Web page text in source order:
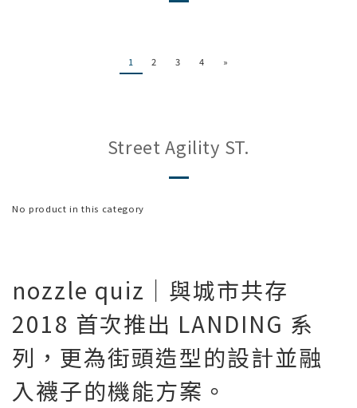
1 2 3 4 »
Street Agility ST.
No product in this category
nozzle quiz｜與城市共存
2018 首次推出 LANDING 系
列，更為街頭造型的設計並融
入襪子的機能方案。